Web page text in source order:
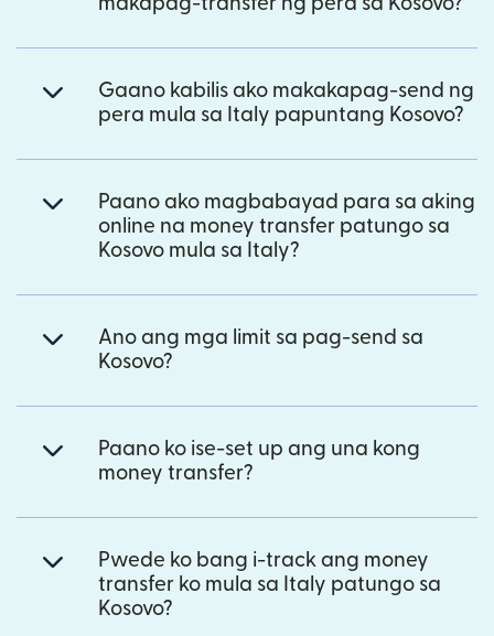
Gaano kabilis ako makakapag-send ng
pera mula sa Italy papuntang Kosovo?
Paano ako magbabayad para sa aking
online na money transfer patungo sa
Kosovo mula sa Italy?
Ano ang mga limit sa pag-send sa
Kosovo?
Paano ko ise-set up ang una kong
money transfer?
Pwede ko bang i-track ang money
transfer ko mula sa Italy patungo sa
Kosovo?